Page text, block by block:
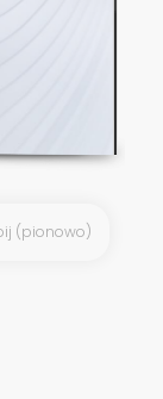
(pionowo)